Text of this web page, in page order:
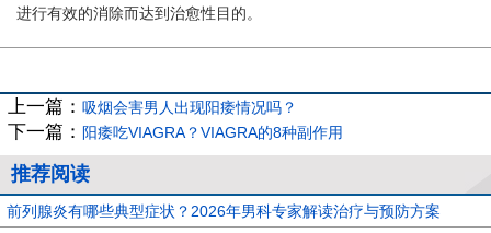
进行有效的消除而达到治愈性目的。
上一篇： 吸烟会害男人出现阳痿情况吗？
下一篇： 阳痿吃VIAGRA？VIAGRA的8种副作用
推荐阅读
前列腺炎有哪些典型症状？2026年男科专家解读治疗与预防方案